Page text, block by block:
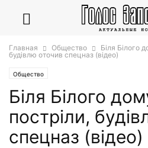
Главная Общество
Біля Білого
будівлю оточив спецназ (відео)
Общество
Біля Білого
постріли,
спецназ (відео)